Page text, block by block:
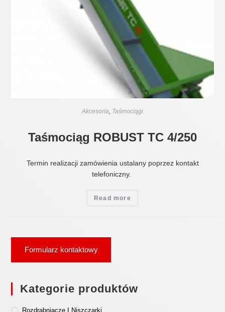
Akcesoria, Taśmociągi
Taśmociąg ROBUST TC 4/250
Termin realizacji zamówienia ustalany poprzez kontakt
telefoniczny.
Read more
Formularz kontaktowy
Kategorie produktów
Rozdrabniacze I Niszczarki